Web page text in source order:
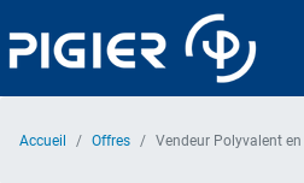
au
contenu
Accueil Offres Vendeur Polyvalent en